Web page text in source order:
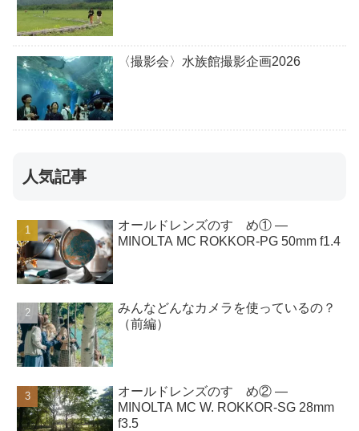
〈撮影会〉水族館撮影企画2026
人気記事
オールドレンズのすゝめ① ―
MINOLTA MC ROKKOR-PG 50mm f1.4
みんなどんなカメラを使っているの？
（前編）
オールドレンズのすゝめ② ―
MINOLTA MC W. ROKKOR-SG 28mm
f3.5